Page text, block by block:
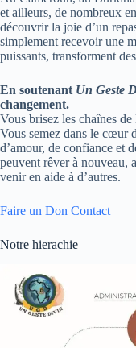
et ailleurs, de nombreux
découvrir la joie d’un
simplement recevoir une
puissants, transforment
En soutenant Un Geste
changement.
Vous brisez les chaînes
Vous semez dans le cœur
d’amour, de confiance et
peuvent rêver à nouveau,
venir en aide à d’autres.
Faire un Don Contact
Notre hierachie